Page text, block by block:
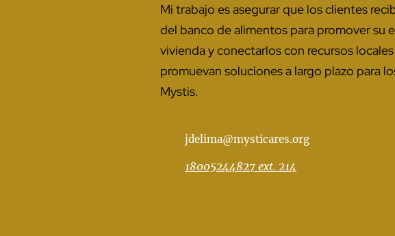
Mi trabajo es asegurar que los clientes
del banco de alimentos para promover su
vivienda y conectarlos con recursos
promuevan soluciones a largo plazo para
Mystis.
jdelima@mysticares.org
18005244827 ext. 214